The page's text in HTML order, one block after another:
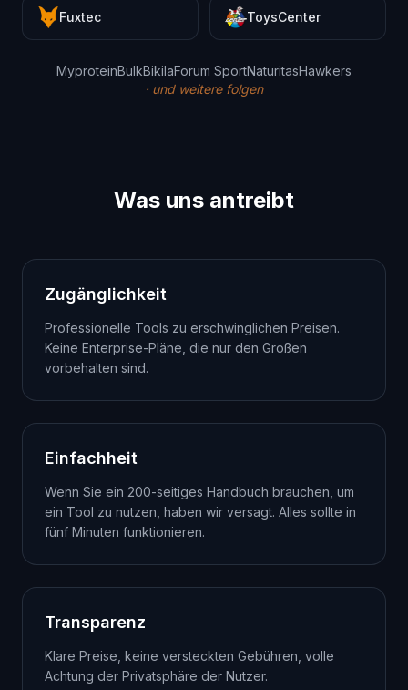
Fuxtec ToysCenter
MyproteinBulkBikilaForum SportNaturitasHawkers
· und weitere folgen
Was uns antreibt
Zugänglichkeit
Professionelle Tools zu erschwinglichen Preisen.
Keine Enterprise-Pläne, die nur den Großen
vorbehalten sind.
Einfachheit
Wenn Sie ein 200-seitiges Handbuch brauchen, um
ein Tool zu nutzen, haben wir versagt. Alles sollte in
fünf Minuten funktionieren.
Transparenz
Klare Preise, keine versteckten Gebühren, volle
Achtung der Privatsphäre der Nutzer.